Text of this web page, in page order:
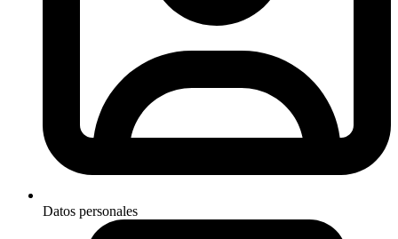
Datos personales